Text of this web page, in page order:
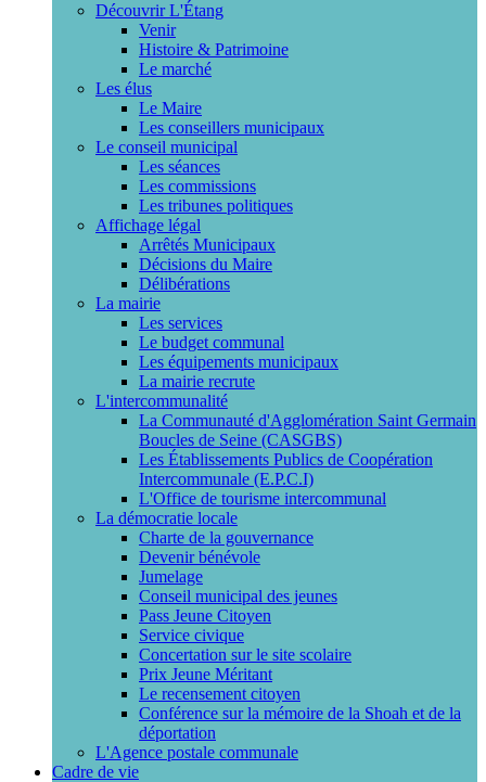
Découvrir L'Étang
Venir
Histoire & Patrimoine
Le marché
Les élus
Le Maire
Les conseillers municipaux
Le conseil municipal
Les séances
Les commissions
Les tribunes politiques
Affichage légal
Arrêtés Municipaux
Décisions du Maire
Délibérations
La mairie
Les services
Le budget communal
Les équipements municipaux
La mairie recrute
L'intercommunalité
La Communauté d'Agglomération Saint Germain
Boucles de Seine (CASGBS)
Les Établissements Publics de Coopération
Intercommunale (E.P.C.I)
L'Office de tourisme intercommunal
La démocratie locale
Charte de la gouvernance
Devenir bénévole
Jumelage
Conseil municipal des jeunes
Pass Jeune Citoyen
Service civique
Concertation sur le site scolaire
Prix Jeune Méritant
Le recensement citoyen
Conférence sur la mémoire de la Shoah et de la
déportation
L'Agence postale communale
Cadre de vie